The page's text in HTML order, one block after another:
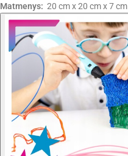
Matmenys: 20 cm x 20 cm x 7 cm